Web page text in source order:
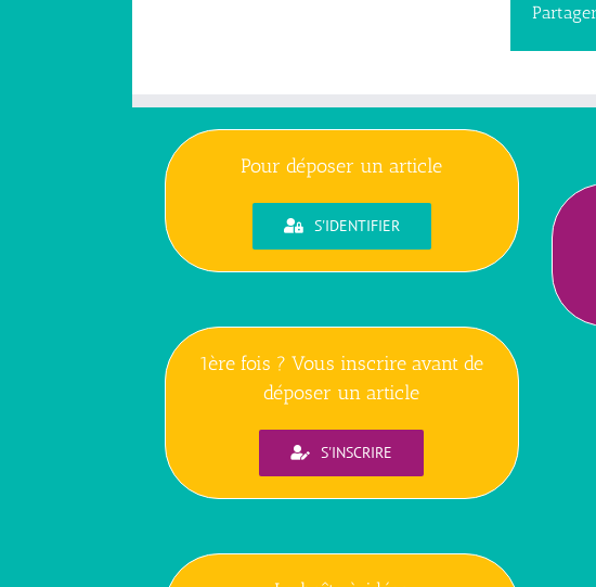
Pour déposer un article
S'IDENTIFIER
1ère fois ? Vous inscrire avant de
déposer un article
S'INSCRIRE